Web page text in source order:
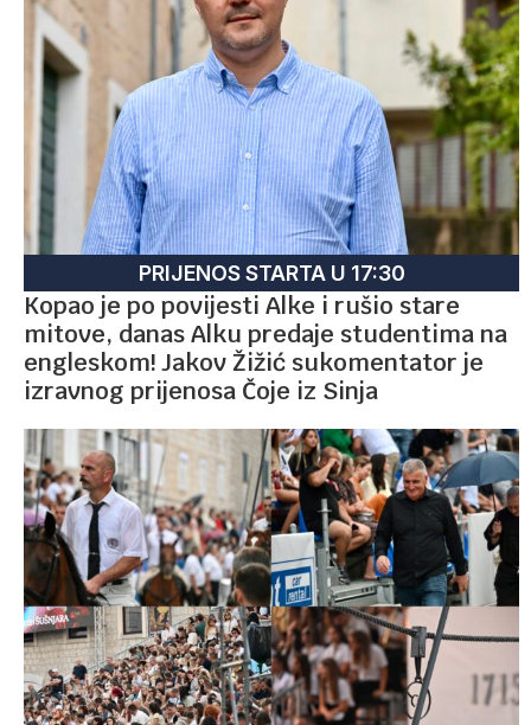
PRIJENOS STARTA U 17:30
Kopao je po povijesti Alke i rušio stare
mitove, danas Alku predaje studentima na
engleskom! Jakov Žižić sukomentator je
izravnog prijenosa Čoje iz Sinja